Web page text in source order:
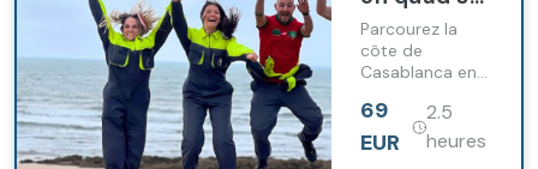
la côte de
Casablanca
avec
transfert
Parcourez la
côte de
Casablanca en
guide, transfert
inclus et vues
69
EUR
2.5
heures